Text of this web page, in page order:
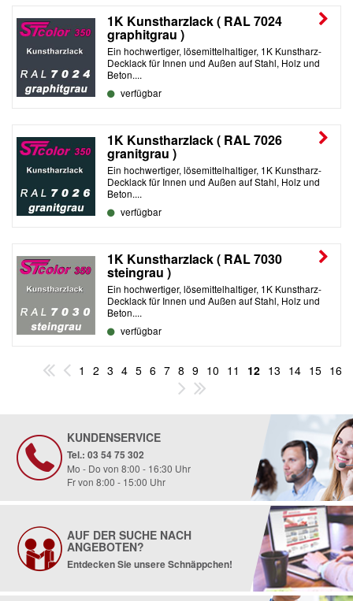
1K Kunstharzlack ( RAL 7024
graphitgrau )
Ein hochwertiger, lösemittelhaltiger, 1K Kunstharz-
Decklack für Innen und Außen auf Stahl, Holz und
Beton....
verfügbar
1K Kunstharzlack ( RAL 7026
granitgrau )
Ein hochwertiger, lösemittelhaltiger, 1K Kunstharz-
Decklack für Innen und Außen auf Stahl, Holz und
Beton....
verfügbar
1K Kunstharzlack ( RAL 7030
steingrau )
Ein hochwertiger, lösemittelhaltiger, 1K Kunstharz-
Decklack für Innen und Außen auf Stahl, Holz und
Beton....
verfügbar
1 2 3 4 5 6 7 8 9 10 11 12 13 14 15 16
KUNDENSERVICE
Tel.: 03 54 75 302
Mo - Do von 8:00 - 16:30 Uhr
Fr von 8:00 - 15:00 Uhr
AUF DER SUCHE NACH
ANGEBOTEN?
Entdecken Sie unsere Schnäppchen!